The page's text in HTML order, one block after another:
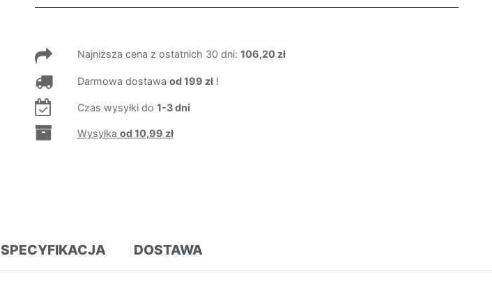
Najniższa cena z ostatnich 30 dni: 106,20 zł
Darmowa dostawa od 199 zł!
Czas wysyłki do 1-3 dni
Wysyłka od 10,99 zł
SPECYFIKACJA DOSTAWA